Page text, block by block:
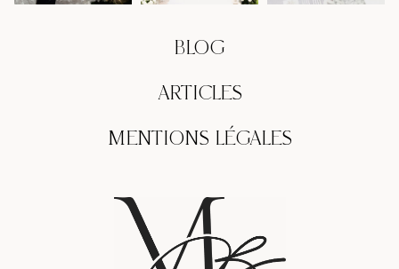
BLOG
ARTICLES
MENTIONS LÉGALES